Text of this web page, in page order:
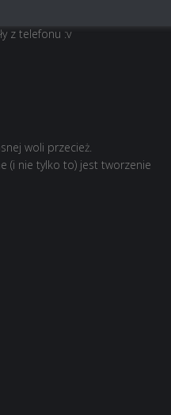
komentarze. Ale nie
z telefonu :v
woli przecież.
(i nie tylko to) jest tworzenie